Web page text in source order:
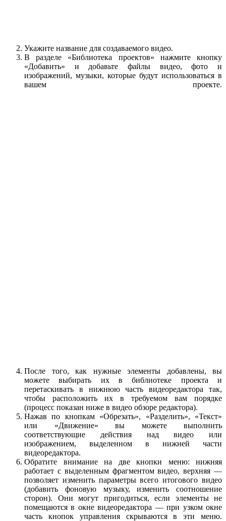
Укажите название для создаваемого видео.
В разделе «Библиотека проектов» нажмите кнопку
«Добавить» и добавьте файлы видео, фото и
изображений, музыки, которые будут использоваться в
вашем проекте.
После того, как нужные элементы добавлены, вы
можете выбирать их в библиотеке проекта и
перетаскивать в нижнюю часть видеоредактора так,
чтобы расположить их в требуемом вам порядке
(процесс показан ниже в видео обзоре редактора).
Нажав по кнопкам «Обрезать», «Разделить», «Текст»
или «Движение» вы можете выполнить
соответствующие действия над видео или
изображением, выделенном в нижней части
видеоредактора.
Обратите внимание на две кнопки меню: нижняя
работает с выделенным фрагментом видео, верхняя —
позволяет изменить параметры всего итогового видео
(добавить фоновую музыку, изменить соотношение
сторон). Они могут пригодиться, если элементы не
помещаются в окне видеоредактора — при узком окне
часть кнопок управления скрываются в эти меню.